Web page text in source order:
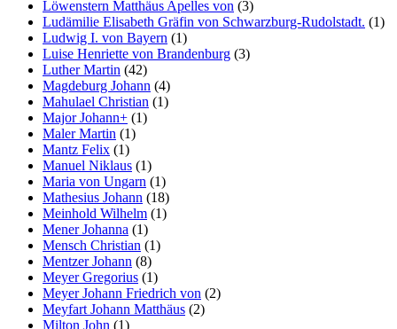
Löwenstern Matthäus Apelles von (3)
Ludämilie Elisabeth Gräfin von Schwarzburg-Rudolstadt. (1)
Ludwig I. von Bayern (1)
Luise Henriette von Brandenburg (3)
Luther Martin (42)
Magdeburg Johann (4)
Mahulael Christian (1)
Major Johann+ (1)
Maler Martin (1)
Mantz Felix (1)
Manuel Niklaus (1)
Maria von Ungarn (1)
Mathesius Johann (18)
Meinhold Wilhelm (1)
Mener Johanna (1)
Mensch Christian (1)
Mentzer Johann (8)
Meyer Gregorius (1)
Meyer Johann Friedrich von (2)
Meyfart Johann Matthäus (2)
Milton John (1)